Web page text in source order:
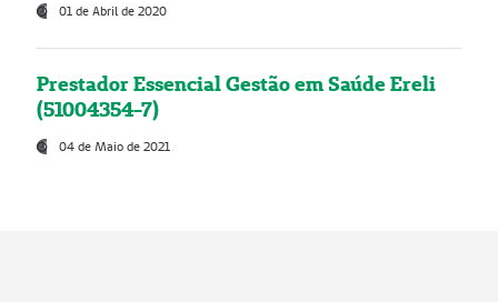
01 de Abril de 2020
Prestador Essencial Gestão em Saúde Ereli
(51004354-7)
04 de Maio de 2021